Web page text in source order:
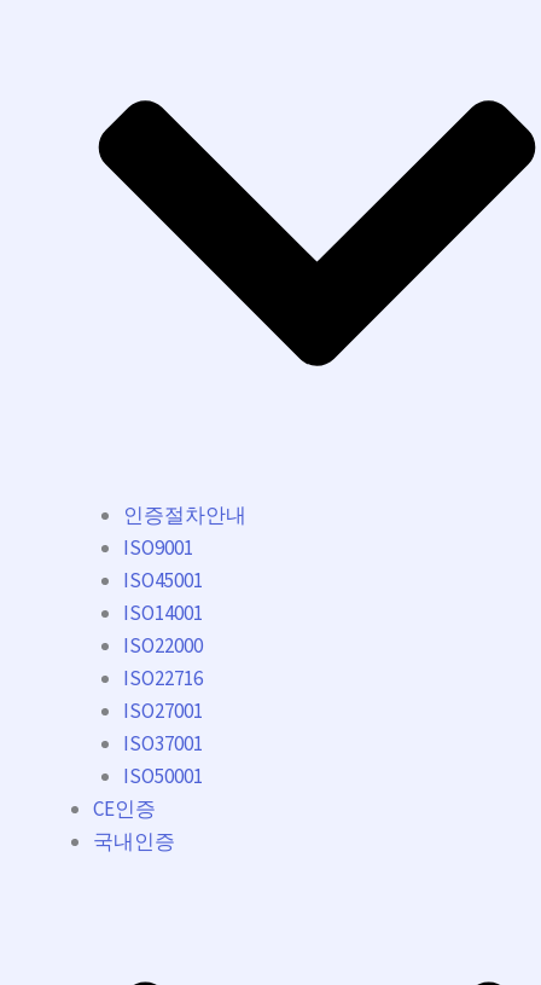
인증절차안내
ISO9001
ISO45001
ISO14001
ISO22000
ISO22716
ISO27001
ISO37001
ISO50001
CE인증
국내인증